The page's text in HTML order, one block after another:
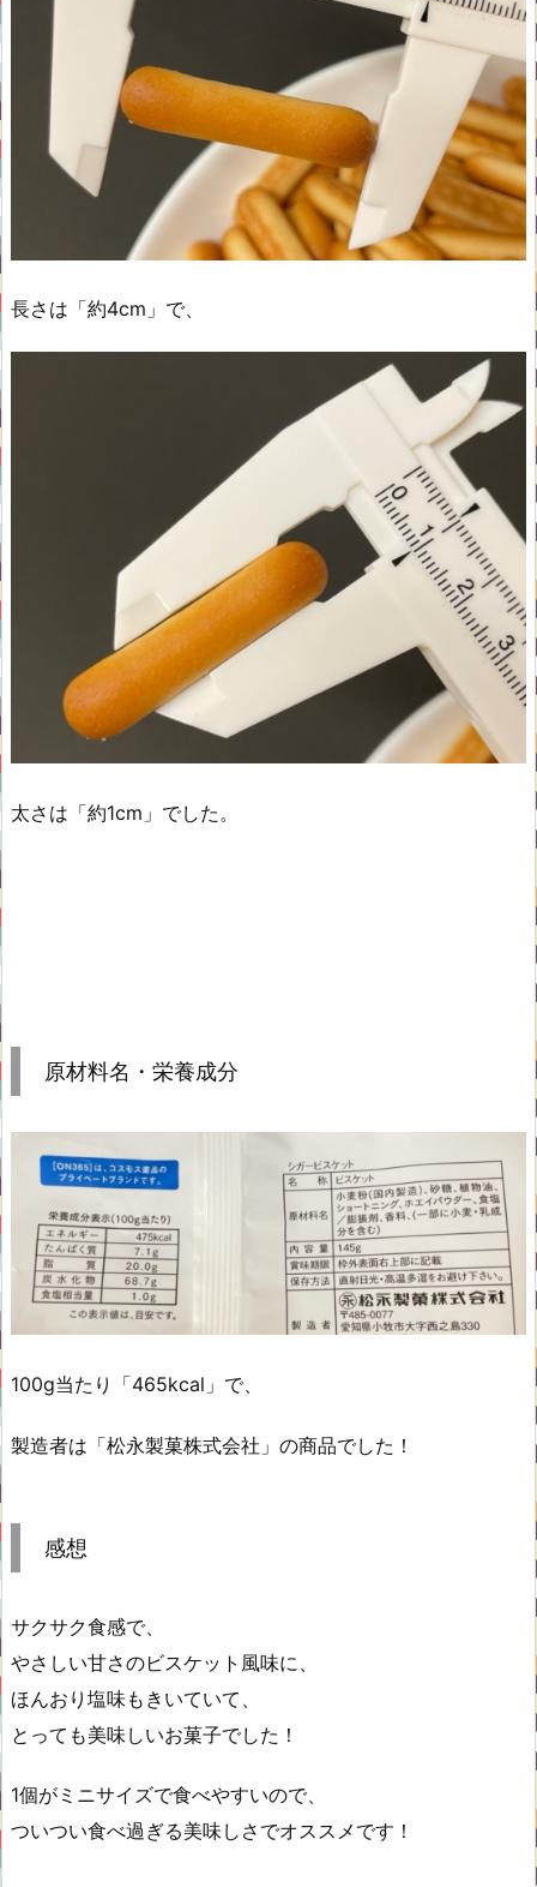
長さは「約4cm」で、
太さは「約1cm」でした。
原材料名・栄養成分
100g当たり「465kcal」で、
製造者は「松永製菓株式会社」の商品でした！
感想
サクサク食感で、
やさしい甘さのビスケット風味に、
ほんおり塩味もきいていて、
とっても美味しいお菓子でした！
1個がミニサイズで食べやすいので、
ついつい食べ過ぎる美味しさでオススメです！